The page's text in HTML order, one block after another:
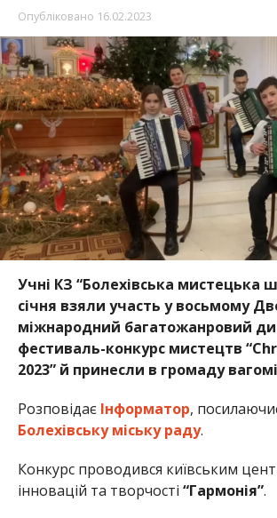
Опубліковано 16.02.2023
Учні КЗ “Болехівська мистецька
січня взяли участь у восьмому
міжнародний багатожанровий
фестиваль-конкурс мистецтв
2023” й принесли в громаду
Розповідає Інформатор,
Болехівську міську раду.
Конкурс проводився київським
інновацій та творчості “Гармонія”.